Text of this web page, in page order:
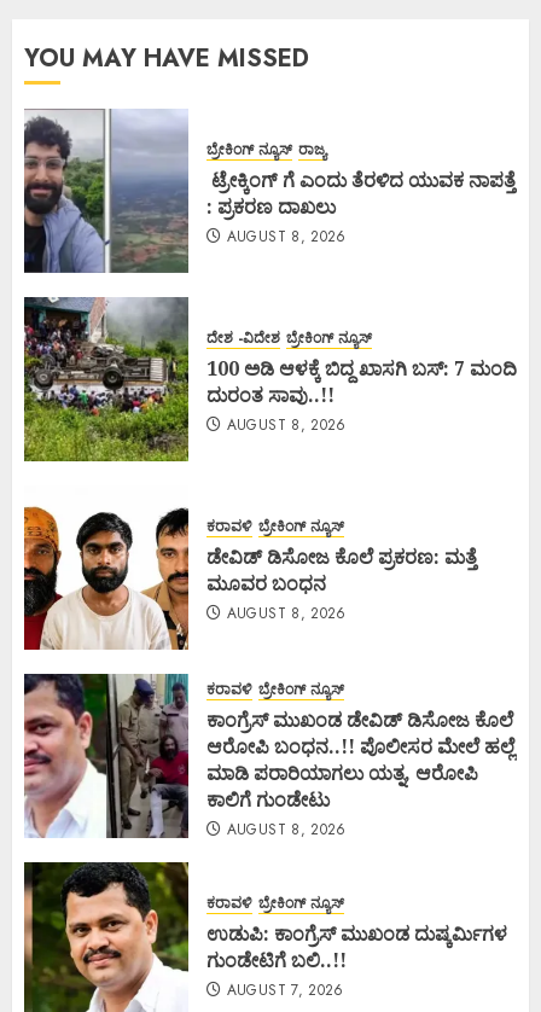
YOU MAY HAVE MISSED
ಬ್ರೇಕಿಂಗ್ ನ್ಯೂಸ್ ರಾಜ್ಯ
ಟ್ರೇಕ್ಕಿಂಗ್ ಗೆ ಎಂದು ತೆರಳಿದ ಯುವಕ ನಾಪತ್ತೆ
: ಪ್ರಕರಣ ದಾಖಲು
AUGUST 8, 2026
ದೇಶ -ವಿದೇಶ ಬ್ರೇಕಿಂಗ್ ನ್ಯೂಸ್
100 ಅಡಿ ಆಳಕ್ಕೆ ಬಿದ್ದ ಖಾಸಗಿ ಬಸ್: 7 ಮಂದಿ
ದುರಂತ ಸಾವು..!!
AUGUST 8, 2026
ಕರಾವಳಿ ಬ್ರೇಕಿಂಗ್ ನ್ಯೂಸ್
ಡೇವಿಡ್ ಡಿಸೋಜ ಕೊಲೆ ಪ್ರಕರಣ: ಮತ್ತೆ
ಮೂವರ ಬಂಧನ
AUGUST 8, 2026
ಕರಾವಳಿ ಬ್ರೇಕಿಂಗ್ ನ್ಯೂಸ್
ಕಾಂಗ್ರೆಸ್ ಮುಖಂಡ ಡೇವಿಡ್ ಡಿಸೋಜ ಕೊಲೆ
ಆರೋಪಿ ಬಂಧನ..!! ಪೊಲೀಸರ ಮೇಲೆ ಹಲ್ಲೆ
ಮಾಡಿ ಪರಾರಿಯಾಗಲು ಯತ್ನ, ಆರೋಪಿ
ಕಾಲಿಗೆ ಗುಂಡೇಟು
AUGUST 8, 2026
ಕರಾವಳಿ ಬ್ರೇಕಿಂಗ್ ನ್ಯೂಸ್
ಉಡುಪಿ: ಕಾಂಗ್ರೆಸ್ ಮುಖಂಡ ದುಷ್ಕರ್ಮಿಗಳ
ಗುಂಡೇಟಿಗೆ ಬಲಿ..!!
AUGUST 7, 2026